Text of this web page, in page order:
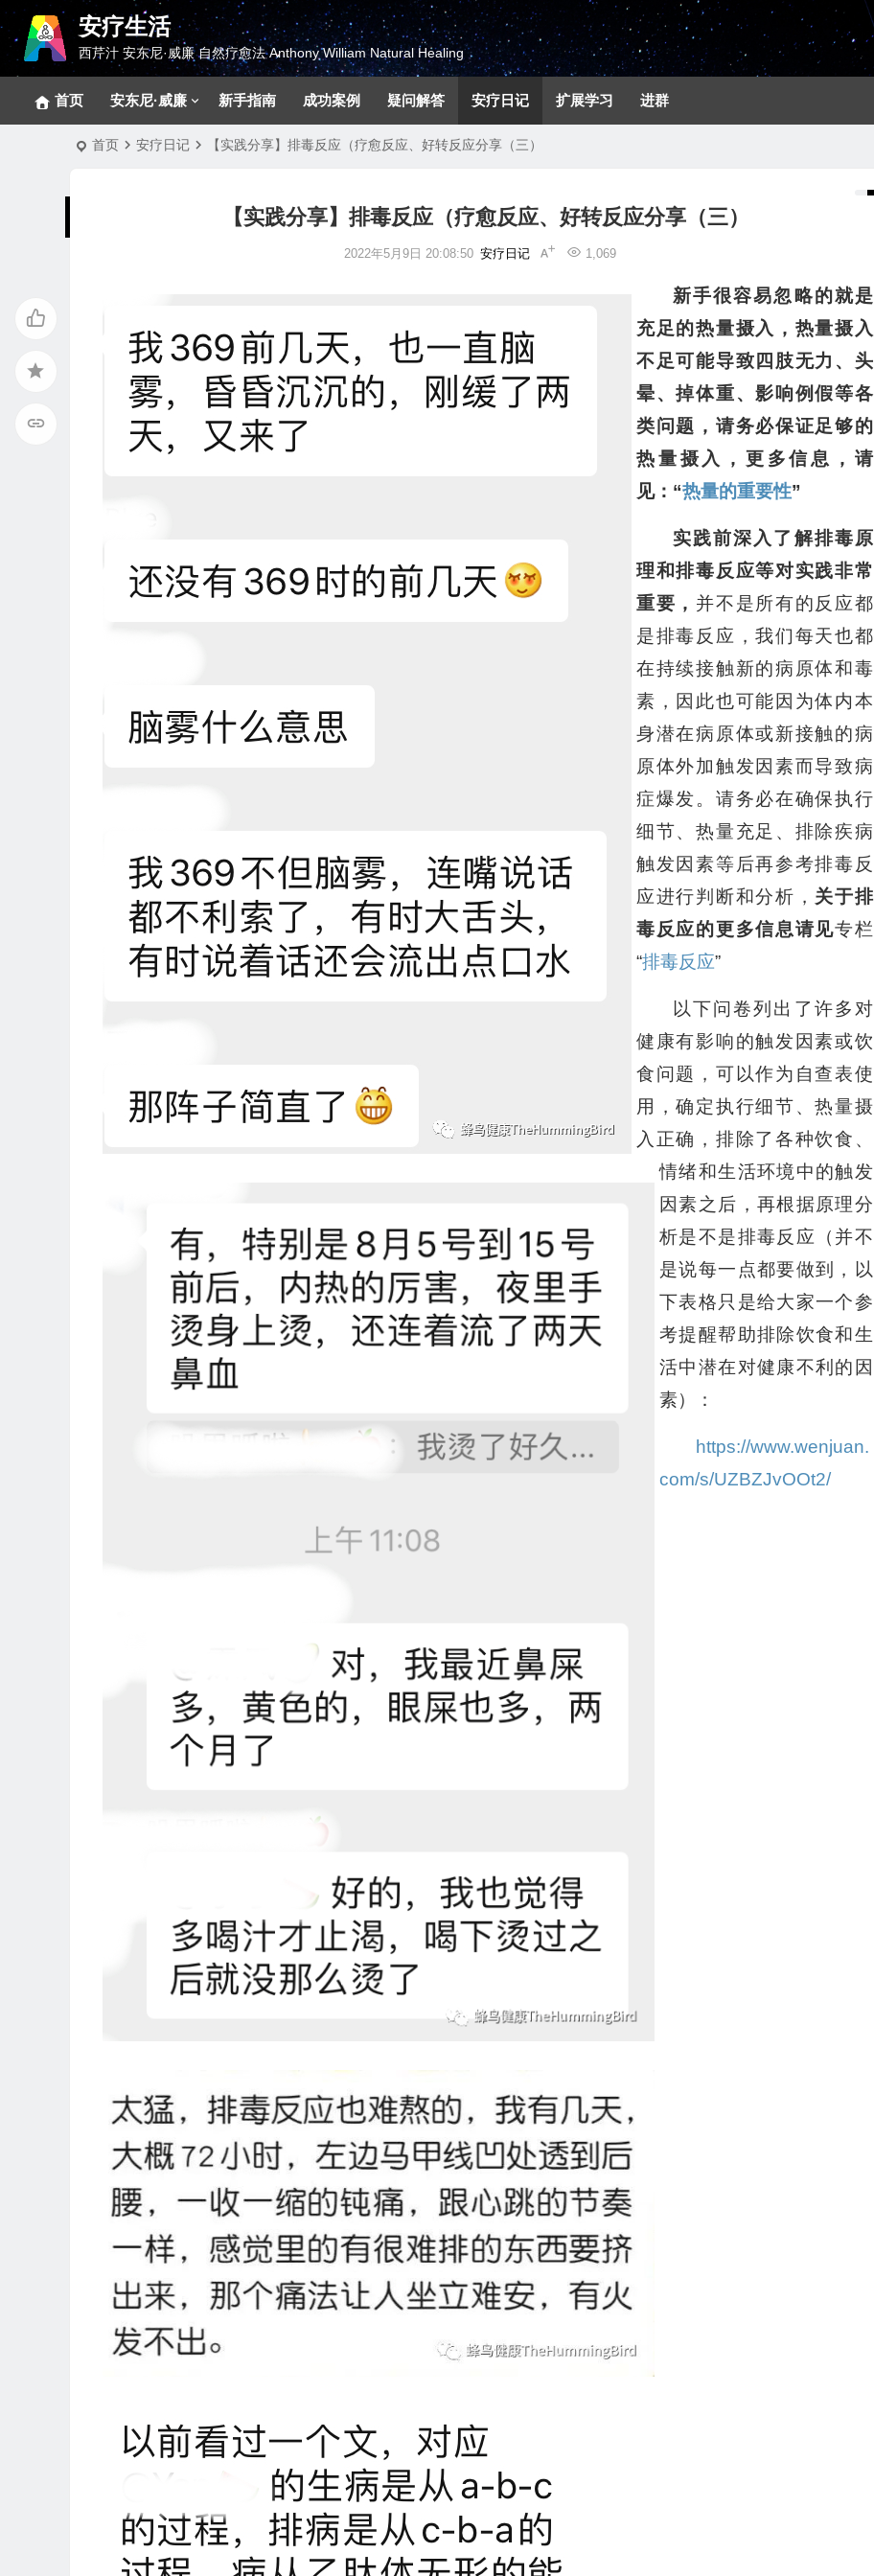
安疗生活
西芹汁 安东尼·威廉 自然疗愈法 Anthony William Natural Healing
首页 安东尼·威廉 新手指南 成功案例 疑问解答 安疗日记 扩展学习 进群
首页 安疗日记 【实践分享】排毒反应（疗愈反应、好转反应分享（三）
【实践分享】排毒反应（疗愈反应、好转反应分享（三）
2022年5月9日 20:08:50 安疗日记 1,069
新手很容易忽略的就是
充足的热量摄入，热量摄入
不足可能导致四肢无力、头
晕、掉体重、影响例假等各
类问题，请务必保证足够的
热量摄入，更多信息，请
见：“热量的重要性”
实践前深入了解排毒原
理和排毒反应等对实践非常
重要， 并不是所有的反应都
是排毒反应，我们每天也都
在持续接触新的病原体和毒
素，因此也可能因为体内本
身潜在病原体或新接触的病
原体外加触发因素而导致病
症爆发。请务必在确保执行
细节、热量充足、排除疾病
触发因素等后再参考排毒反
应进行判断和分析， 关于排
毒反应的更多信息请见专栏
“排毒反应”
以下问卷列出了许多对
健康有影响的触发因素或饮
食问题，可以作为自查表使
用，确定执行细节、热量摄
入正确，排除了各种饮食、
情绪和生活环境中的触发
因素之后，再根据原理分
析是不是排毒反应（并不
是说每一点都要做到，以
下表格只是给大家一个参
考提醒帮助排除饮食和生
活中潜在对健康不利的因
素）：
https://www.wenjuan.
com/s/UZBZJvOOt2/